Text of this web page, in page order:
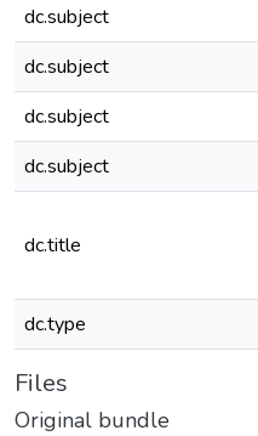
dc.subject
dc.subject
dc.subject
dc.subject
dc.title
dc.type
Files
Original bundle